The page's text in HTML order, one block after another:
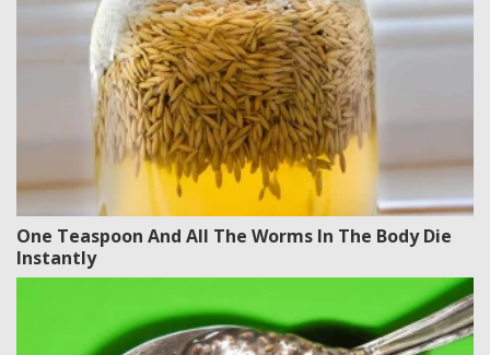
One Teaspoon And All The Worms In The Body Die
Instantly